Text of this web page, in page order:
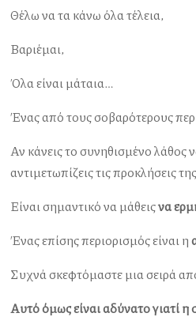
Θέλω να τα κάνω όλα τέλεια,
Βαριέμαι,
Όλα είναι μάταια…
Ένας από τους σοβαρότερους
Αν κάνεις το συνηθισμένο λάθος
αντιμετωπίζεις τις προκλήσεις
Είναι σημαντικό να μάθειςνα
Ένας επίσης περιορισμός είναι η
Συχνά σκεφτόμαστε μια σειρά
Αυτό όμως είναι αδύνατο γιατί η